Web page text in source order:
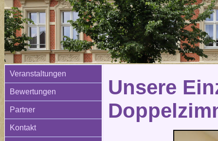
Veranstaltungen
Bewertungen
Partner
Kontakt
Unsere